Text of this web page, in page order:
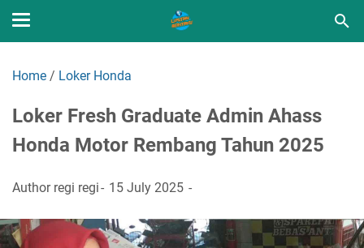
Home / Loker Honda
Loker Fresh Graduate Admin Ahass
Honda Motor Rembang Tahun 2025
Author regi regi 15 July 2025